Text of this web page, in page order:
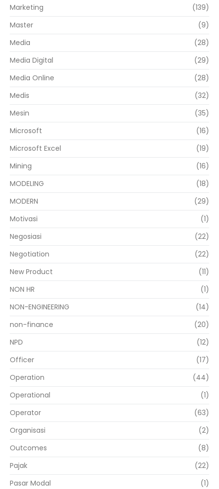
Marketing
(139)
Master
(9)
Media
(28)
Media Digital
(29)
Media Online
(28)
Medis
(32)
Mesin
(35)
Microsoft
(16)
Microsoft Excel
(19)
Mining
(16)
MODELING
(18)
MODERN
(29)
Motivasi
(1)
Negosiasi
(22)
Negotiation
(22)
New Product
(11)
NON HR
(1)
NON-ENGINEERING
(14)
non-finance
(20)
NPD
(12)
Officer
(17)
Operation
(44)
Operational
(1)
Operator
(63)
Organisasi
(2)
Outcomes
(8)
Pajak
(22)
Pasar Modal
(1)